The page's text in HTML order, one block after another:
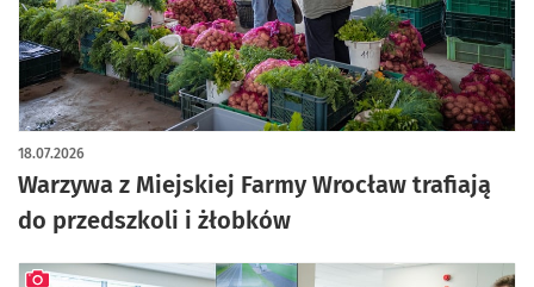
Warzywa z Miejskiej Farmy Wrocław trafiają
do przedszkoli i żłobków
18.07.2026
artykuł z galerią zdjęć